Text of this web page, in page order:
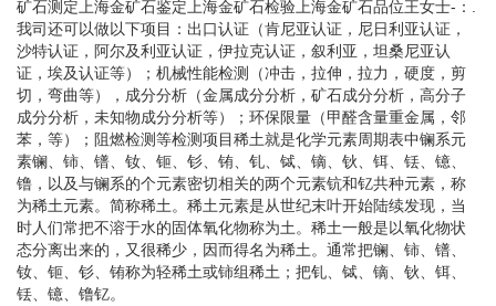
矿石测定上海金矿石鉴定上海金矿石检验上海金矿石品位王女士-：.
我司还可以做以下项目：出口认证（肯尼亚认证，尼日利亚认证，
沙特认证，阿尔及利亚认证，伊拉克认证，叙利亚，坦桑尼亚认
证，埃及认证等）；机械性能检测（冲击，拉伸，拉力，硬度，剪
切，弯曲等），成分分析（金属成分分析，矿石成分分析，高分子
成分分析，未知物成分分析等）；环保限量（甲醛含量重金属，邻
苯，等）；阻燃检测等检测项目稀土就是化学元素周期表中镧系元
素镧、铈、镨、钕、钷、钐、铕、钆、铽、镝、钬、铒、铥、镱、
镥，以及与镧系的个元素密切相关的两个元素钪和钇共种元素，称
为稀土元素。简称稀土。稀土元素是从世纪末叶开始陆续发现，当
时人们常把不溶于水的固体氧化物称为土。稀土一般是以氧化物状
态分离出来的，又很稀少，因而得名为稀土。通常把镧、铈、镨、
钕、钷、钐、铕称为轻稀土或铈组稀土；把钆、铽、镝、钬、铒、
铥、镱、镥钇。